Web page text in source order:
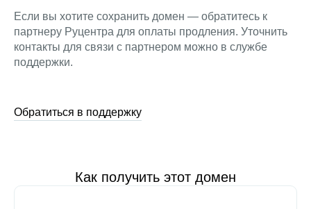
Если вы хотите сохранить домен — обратитесь к
партнеру Руцентра для оплаты продления. Уточнить
контакты для связи с партнером можно в службе
поддержки.
Обратиться в поддержку
Как получить этот домен